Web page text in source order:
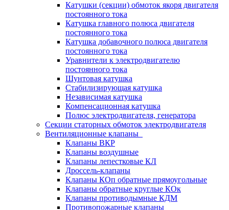
Катушки (секции) обмоток якоря двигателя
постоянного тока
Катушка главного полюса двигателя
постоянного тока
Катушка добавочного полюса двигателя
постоянного тока
Уравнители к электродвигателю
постоянного тока
Шунтовая катушка
Стабилизирующая катушка
Независимая катушка
Компенсационная катушка
Полюс электродвигателя, генератора
Секции статорных обмоток электродвигателя
Вентиляционные клапаны
Клапаны ВКР
Клапаны воздушные
Клапаны лепестковые КЛ
Дроссель-клапаны
Клапаны КОп обратные прямоугольные
Клапаны обратные круглые КОк
Клапаны противодымные КДМ
Противопожарные клапаны